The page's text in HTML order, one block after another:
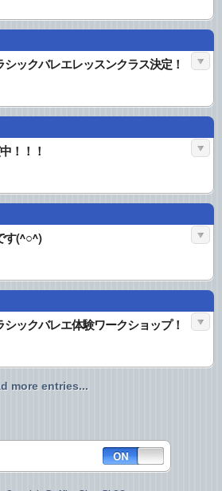
ックバレエレッスンクラス決定！
！！！
す(^○^)
ックバレエ体験ワークショップ！
more entries...